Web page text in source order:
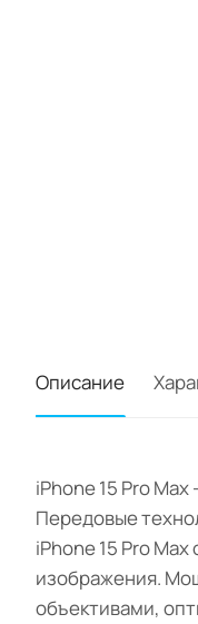
Описание
iPhone 15 Pro
Передовые
iPhone 15 Pro
изображения.
объективами,